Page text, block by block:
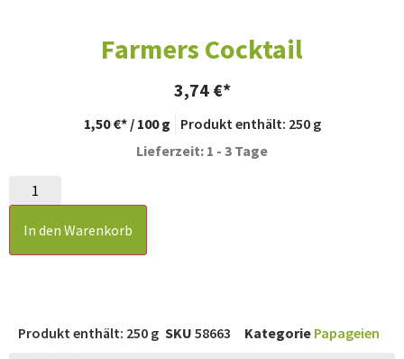
Farmers Cocktail
3,74 €
1,50€ / 100 g Produkt enthält: 250 g
Lieferzeit: 1 - 3 Tage
In den Warenkorb
Produkt enthält: 250 g SKU 58663 Kategorie Papageien